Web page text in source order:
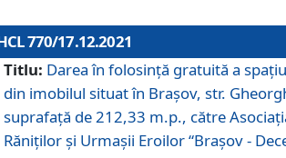
770/17.12.2021
Titlu: Darea în folosinţă gratuită a
din imobilul situat în Braşov, str.
suprafaţă de 212,33 m.p., către
Răniţilor şi Urmaşii Eroilor “Braşov -